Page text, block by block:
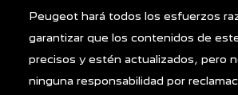
Peugeot hará todos los esfuerzos
garantizar que los contenidos de
precisos y estén actualizados, pero
ninguna responsabilidad por